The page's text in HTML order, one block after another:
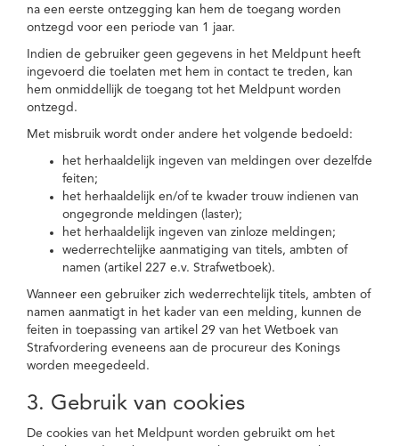
na een eerste ontzegging kan hem de toegang worden
ontzegd voor een periode van 1 jaar.
Indien de gebruiker geen gegevens in het Meldpunt heeft
ingevoerd die toelaten met hem in contact te treden, kan
hem onmiddellijk de toegang tot het Meldpunt worden
ontzegd.
Met misbruik wordt onder andere het volgende bedoeld:
het herhaaldelijk ingeven van meldingen over dezelfde
feiten;
het herhaaldelijk en/of te kwader trouw indienen van
ongegronde meldingen (laster);
het herhaaldelijk ingeven van zinloze meldingen;
wederrechtelijke aanmatiging van titels, ambten of
namen (artikel 227 e.v. Strafwetboek).
Wanneer een gebruiker zich wederrechtelijk titels, ambten of
namen aanmatigt in het kader van een melding, kunnen de
feiten in toepassing van artikel 29 van het Wetboek van
Strafvordering eveneens aan de procureur des Konings
worden meegedeeld.
3. Gebruik van cookies
De cookies van het Meldpunt worden gebruikt om het